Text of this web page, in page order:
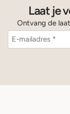
Laat je
Ontvang de